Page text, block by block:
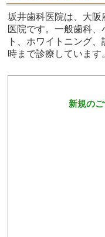
坂井歯科医院は、大
医院です。一般歯科
ト、ホワイトニング
時まで診療しています
新規の